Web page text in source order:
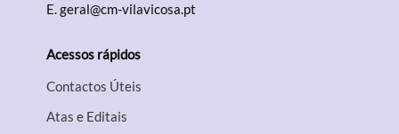
Filtros
E.geral@cm-vilavicosa.pt
Acessos rápidos
Contactos Úteis
Atas e Editais